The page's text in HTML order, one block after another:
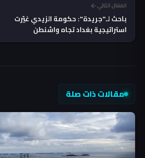
المقال التالي
باحث لـ"جريدة": حكومة الزيدي غيّرت
استراتيجية بغداد تجاه واشنطن
مقالات ذات صلة